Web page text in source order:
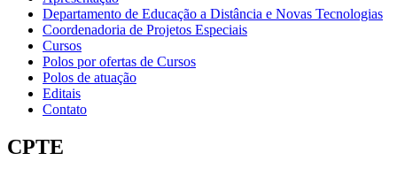
Departamento de Educação a Distância e Novas Tecnologias
Coordenadoria de Projetos Especiais
Cursos
Polos por ofertas de Cursos
Polos de atuação
Editais
Contato
CPTE